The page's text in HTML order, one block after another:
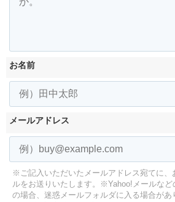
お名前
メールアドレス
※ご記入いただいたメールアドレス宛てに、
ルをお送りいたします。
※Yahoo!メールなど
の場合、迷惑メールフォルダに入る場合があ